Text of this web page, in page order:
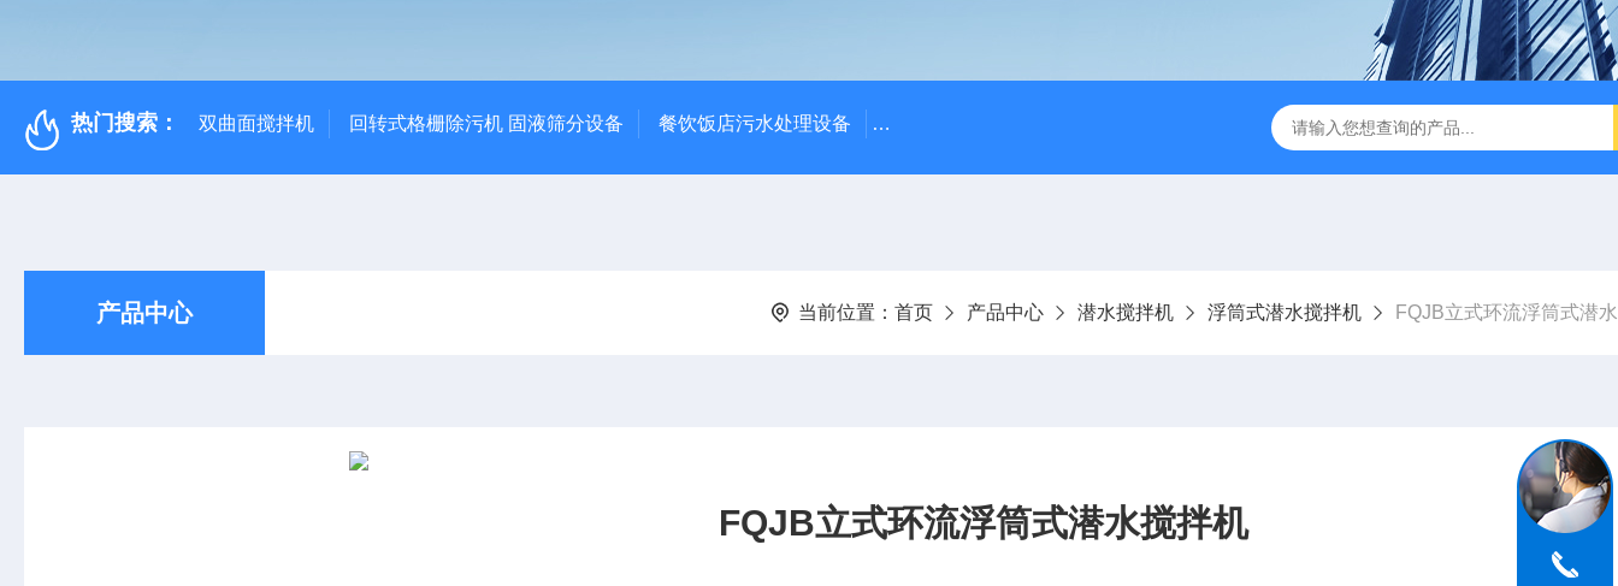
热门搜索： 双曲面搅拌机 回转式格栅除污机 固液筛分设备 餐饮饭店污水处理设备 高密度沉淀池中心传动刮泥机 伞型双曲面立式搅拌机 WNG5二沉池刮吸泥机原
产品中心 当前位置： 首页 产品中心 潜水搅拌机 浮筒式潜水搅拌机 FQJB立式环流浮筒式潜
FQJB立式环流浮筒式潜水搅拌机